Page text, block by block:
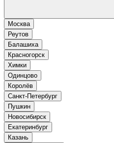
Москва
Реутов
Балашиха
Красногорск
Химки
Одинцово
Королёв
Санкт-Петербург
Пушкин
Новосибирск
Екатеринбург
Казань